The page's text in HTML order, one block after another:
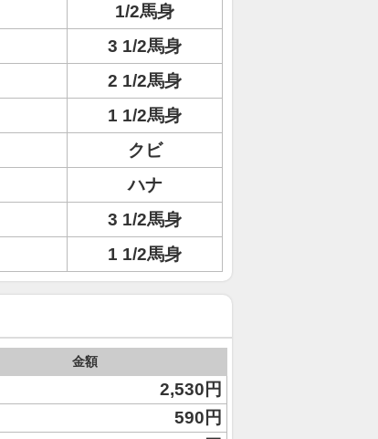
1/2馬身
3 1/2馬身
2 1/2馬身
1 1/2馬身
クビ
ハナ
3 1/2馬身
1 1/2馬身
金額
2,530円
590円